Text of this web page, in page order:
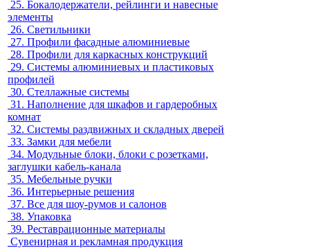
25. Бокалодержатели, рейлинги и навесные
элементы
26. Светильники
27. Профили фасадные алюминиевые
28. Профили для каркасных конструкций
29. Системы алюминиевых и пластиковых
профилей
30. Стеллажные системы
31. Наполнение для шкафов и гардеробных
комнат
32. Системы раздвижных и складных дверей
33. Замки для мебели
34. Модульные блоки, блоки с розетками,
заглушки кабель-канала
35. Мебельные ручки
36. Интерьерные решения
37. Все для шоу-румов и салонов
38. Упаковка
39. Реставрационные материалы
Сувенирная и рекламная продукция